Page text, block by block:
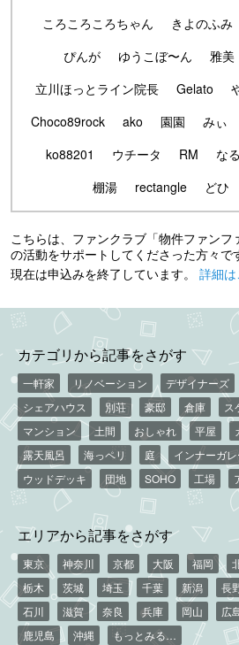
ころころころちゃん
きよのふみ
ぴんが
ゆうこぼ〜ん 雅美
立川ほっとライン院長
Gelato
Choco89rock
ako 園園 みぃ
ko88201
ウチータ RM なる
棚湯
rectangle どひ
こちらは、ファンクラブ「物件ファン
の活動をサポートしてくださった方々で
現在は申込みを終了しています。 詳細
カテゴリから記事をさがす
一軒家 リノベーション デザイナーズ
シェアハウス
別荘 豪邸 倉庫 ス
マンション
土間 おしゃれ 平屋
露天風呂
海っペリ 庭 インナーガ
ウッドデッキ
団地 SOHO 工場
エリアから記事をさがす
東京 神奈川 京都 大阪 福岡
栃木
茨城 埼玉 千葉 新潟 長
石川
滋賀 奈良 兵庫 岡山 広
鹿児島
沖縄 もっとみる…